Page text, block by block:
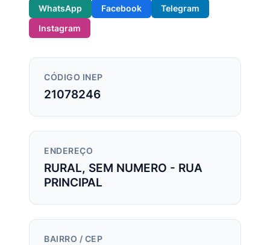
WhatsApp Facebook
Telegram
Instagram
CÓDIGO INEP
21078246
ENDEREÇO
RURAL, SEM NUMERO - RUA
PRINCIPAL
BAIRRO / CEP